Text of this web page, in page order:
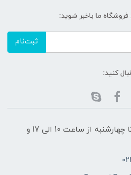
ما باخبر شوید:
ثبت‌نام
کنید:
زمان پاسخگویی از شنبه تا چهارشنبه از ساعت 10 الی 17 و